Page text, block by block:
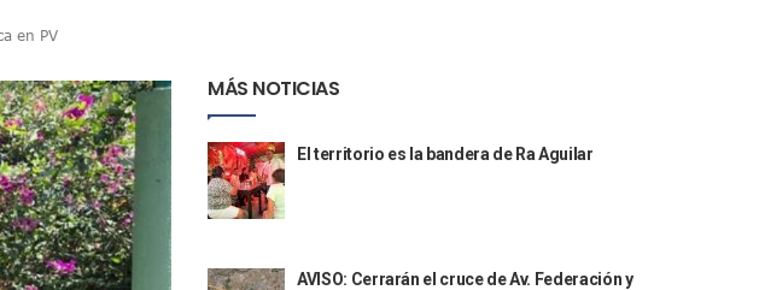
Margarita
Godoy
Nuevo Nayarit
Y Julio
De Trabajo
en PV
MÁS NOTICIAS
El territorio es la bandera de Ra Aguilar
AVISO: Cerrarán el cruce de Av. Federación y